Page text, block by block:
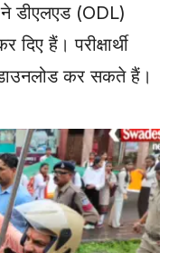
ने डीएलएड (ODL)
हैं। परीक्षार्थी
कर सकते हैं।